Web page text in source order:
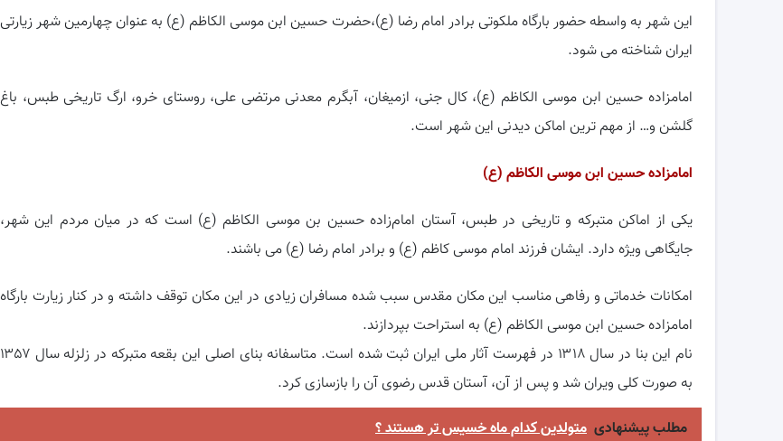
این شهر به واسطه حضور بارگاه ملکوتی برادر امام رضا (ع)،حضرت حسین ابن موسی الکاظم (ع) به عنوان چهارمین شهر زیارتی
ایران شناخته می شود.
امامزاده حسین ابن موسی الکاظم (ع)، کال جنی، ازمیغان، آبگرم معدنی مرتضی علی، روستای خرو، ارگ تاریخی طبس، باغ
گلشن و… از مهم ترین اماکن دیدنی این شهر است.
امامزاده حسین ابن موسی الکاظم (ع)
یکی از اماکن متبرکه و تاریخی در طبس، آستان امام‌زاده حسین بن موسی الکاظم (ع) است که در میان مردم این شهر،
جایگاهی ویژه دارد. ایشان فرزند امام موسی کاظم (ع) و برادر امام رضا (ع) می باشند.
امکانات خدماتی و رفاهی مناسب این مکان مقدس سبب شده مسافران زیادی در این مکان توقف داشته و در کنار زیارت بارگاه
امامزاده حسین ابن موسی الکاظم (ع) به استراحت بپردازند.
نام این بنا در سال ۱۳۱۸ در فهرست آثار ملی ایران ثبت شده است. متاسفانه بنای اصلی این بقعه متبرکه در زلزله سال ۱۳۵۷
به صورت کلی ویران شد و پس از آن، آستان قدس رضوی آن را بازسازی کرد.
مطلب پیشنهادی متولدین کدام ماه خسیس تر هستند ؟